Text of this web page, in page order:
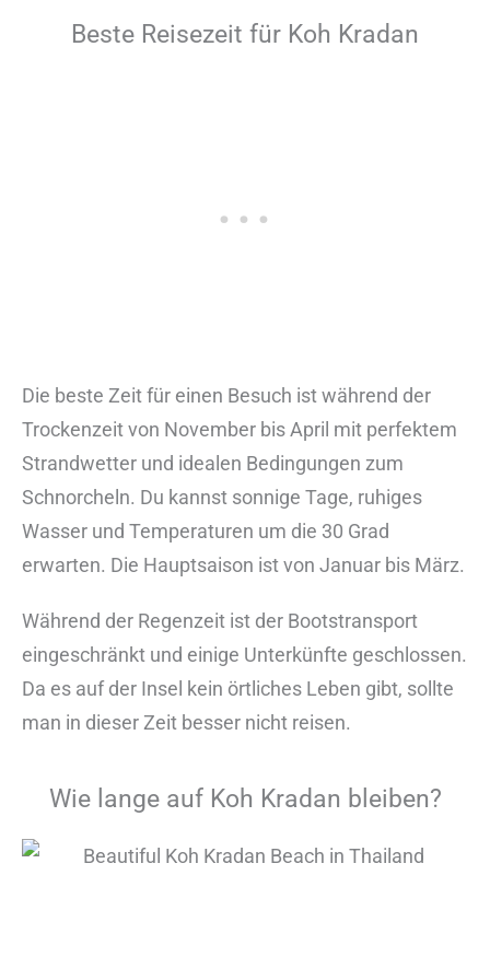
Beste Reisezeit für Koh Kradan
Die beste Zeit für einen Besuch ist während der
Trockenzeit von November bis April mit perfektem
Strandwetter und idealen Bedingungen zum
Schnorcheln. Du kannst sonnige Tage, ruhiges
Wasser und Temperaturen um die 30 Grad
erwarten. Die Hauptsaison ist von Januar bis März.
Während der Regenzeit ist der Bootstransport
eingeschränkt und einige Unterkünfte geschlossen.
Da es auf der Insel kein örtliches Leben gibt, sollte
man in dieser Zeit besser nicht reisen.
Wie lange auf Koh Kradan bleiben?